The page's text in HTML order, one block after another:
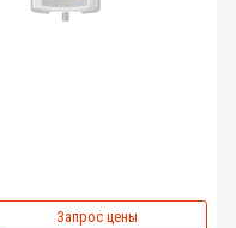
Запрос цены